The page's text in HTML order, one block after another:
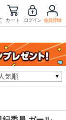
カート ログイン 会員登録